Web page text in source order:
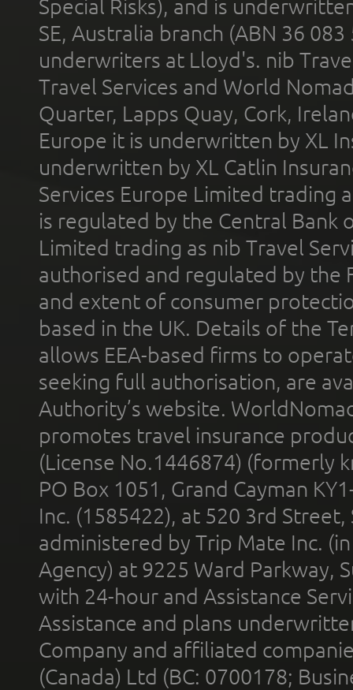
Special Risks), and is
SE, Australia branch (ABN 36
underwriters at Lloyd's. nib
Travel Services and World
Quarter, Lapps Quay, Cork,
Europe it is underwritten by XL
underwritten by XL Catlin
Services Europe Limited trading
is regulated by the Central Bank
Limited trading as nib Travel
authorised and regulated by the
and extent of consumer
based in the UK. Details of the
allows EEA-based firms to
seeking full authorisation, are
Authority’s website.
promotes travel insurance
(License No.1446874) (formerly
PO Box 1051, Grand Cayman
Inc. (1585422), at 520 3rd
administered by Trip Mate Inc.
Agency) at 9225 Ward Parkway,
with 24-hour and Assistance
Assistance and plans
Company and affiliated
(Canada) Ltd (BC: 0700178;